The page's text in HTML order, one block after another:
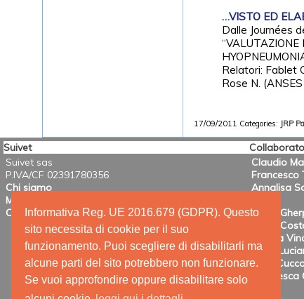
Informativa Reg. UE 2016.679 (GDPR). Questo
sito necessita di cookie per il suo
funzionamento. Puoi scegliere di disabilitarli ma
alcune parti del sito potrebbero non funzionare.
Se vuoi approfondire oppure disabilitare solo
…VISTO ED
Dalle Journées
Relatori: Fablet
Rose N.
17/09/2011 Categories: JRP
Suivet
Suivet sas
P.IVA/CF 02391780356
Chi siamo
Mission
Contatti
Claudio
Francesco
Annalisa
Mario
Maria
Valeria
Anna
Irene